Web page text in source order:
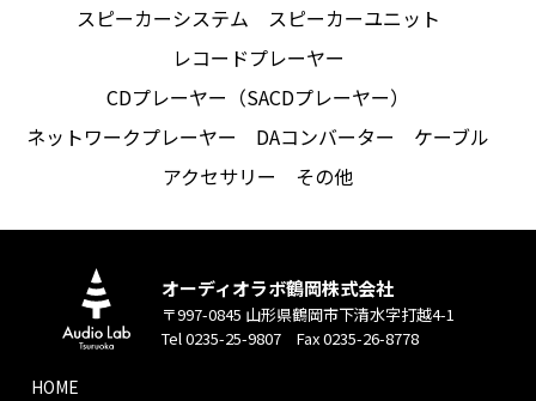
スピーカーシステム
スピーカーユニット
レコードプレーヤー
CDプレーヤー（SACDプレーヤー）
ネットワークプレーヤー
DAコンバーター
ケーブル
アクセサリー
その他
オーディオラボ鶴岡株式会社
〒997-0845 山形県鶴岡市下清水字打越4-1
Tel 0235-25-9807 Fax 0235-26-8778
HOME